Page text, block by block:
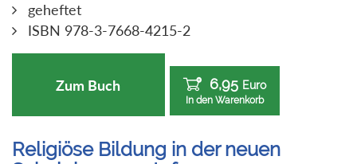
geheftet
ISBN 978-3-7668-4215-2
Zum Buch 6,95 Euro
In den Warenkorb
Religiöse Bildung in der neuen